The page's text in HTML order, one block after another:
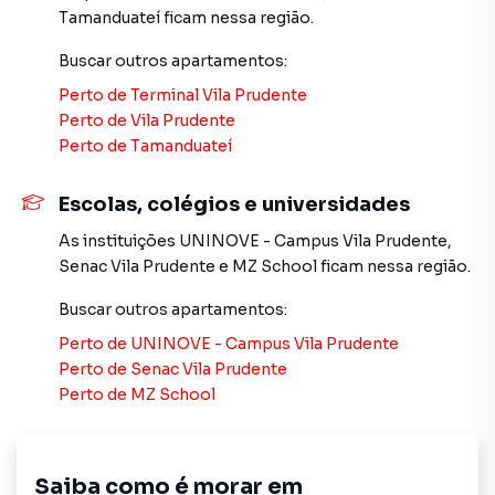
Apartamento para Venda em região valorizada do bairro
Quinta da Paineira, em São Paulo. Não encontrou o que
procurava ou deseja mais informações sobre
Apartamento em São Paulo? Entre em contato com nossa
A Imobiliária Xavier e Brito tem mais opções de
apartamentos, casas residenciais e comerciais, sobrados,
terrenos, lojas e barracões para venda ou locação, além de
planta em Quinta da Paineira e em outras regiões de São
Paulo. Aqui você encontra milhares de ofertas para
encontrar o imóvel que mais combina com seu estilo de
segurança e tranquilidade. Na Imobiliária Xavier e Brito
Tamanduateíficam nessa região.
Buscar outros apartamentos:
Perto de Terminal Vila Prudente
Perto de Vila Prudente
Perto de Tamanduateí
Escolas, colégios e universidades
As instituições UNINOVE - Campus Vila Prudente,
Senac Vila Prudente e MZ Schoolficam nessa região.
Buscar outros apartamentos:
Perto de UNINOVE - Campus Vila Prudente
Perto de Senac Vila Prudente
Perto de MZ School
Saiba como é morar em